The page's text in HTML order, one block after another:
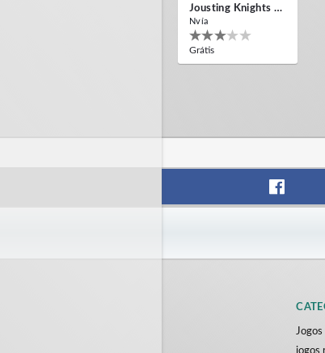
Jousting Knights VR
Nvía
Grátis
Jogos